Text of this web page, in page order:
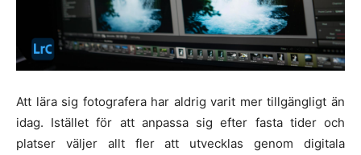
Att lära sig fotografera har aldrig varit mer tillgängligt än
idag. Istället för att anpassa sig efter fasta tider och
platser väljer allt fler att utvecklas genom digitala